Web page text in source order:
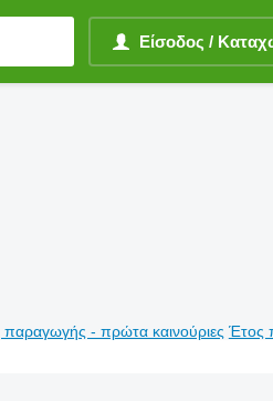
Είσοδος /
- πρώτα καινούριες Έτος